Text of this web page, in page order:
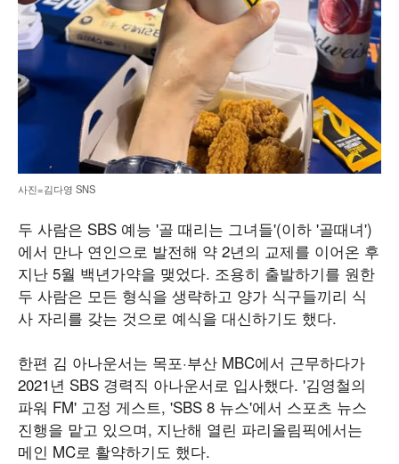
사진=김다영 SNS
두 사람은 SBS 예능 '골 때리는 그녀들'(이하 '골때녀')
에서 만나 연인으로 발전해 약 2년의 교제를 이어온 후
지난 5월 백년가약을 맺었다. 조용히 출발하기를 원한
두 사람은 모든 형식을 생략하고 양가 식구들끼리 식
사 자리를 갖는 것으로 예식을 대신하기도 했다.
한편 김 아나운서는 목포·부산 MBC에서 근무하다가
2021년 SBS 경력직 아나운서로 입사했다. '김영철의
파워 FM' 고정 게스트, 'SBS 8 뉴스'에서 스포츠 뉴스
진행을 맡고 있으며, 지난해 열린 파리올림픽에서는
메인 MC로 활약하기도 했다.